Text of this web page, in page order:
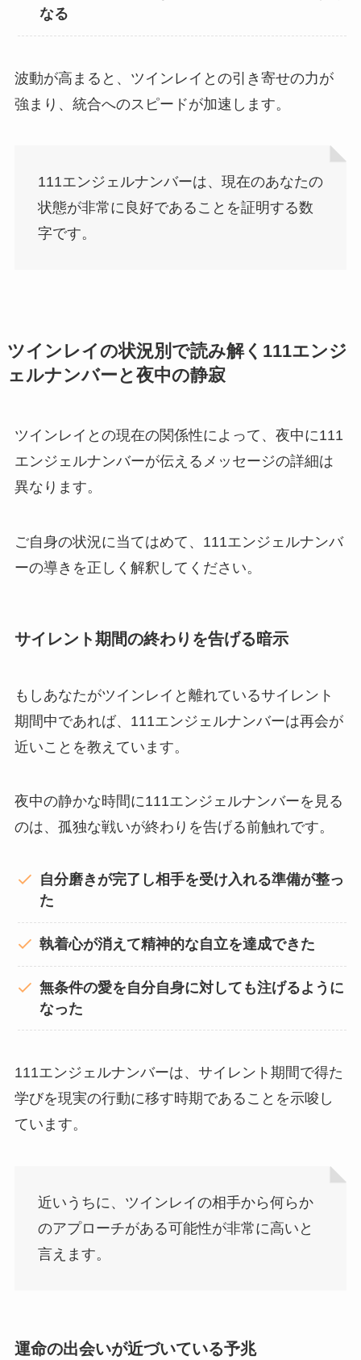
なる
波動が高まると、ツインレイとの引き寄せの力が
強まり、統合へのスピードが加速します。
111エンジェルナンバーは、現在のあなたの
状態が非常に良好であることを証明する数
字です。
ツインレイの状況別で読み解く111エンジ
ェルナンバーと夜中の静寂
ツインレイとの現在の関係性によって、夜中に111
エンジェルナンバーが伝えるメッセージの詳細は
異なります。
ご自身の状況に当てはめて、111エンジェルナンバ
ーの導きを正しく解釈してください。
サイレント期間の終わりを告げる暗示
もしあなたがツインレイと離れているサイレント
期間中であれば、111エンジェルナンバーは再会が
近いことを教えています。
夜中の静かな時間に111エンジェルナンバーを見る
のは、孤独な戦いが終わりを告げる前触れです。
自分磨きが完了し相手を受け入れる準備が整っ
た
執着心が消えて精神的な自立を達成できた
無条件の愛を自分自身に対しても注げるように
なった
111エンジェルナンバーは、サイレント期間で得た
学びを現実の行動に移す時期であることを示唆し
ています。
近いうちに、ツインレイの相手から何らか
のアプローチがある可能性が非常に高いと
言えます。
運命の出会いが近づいている予兆